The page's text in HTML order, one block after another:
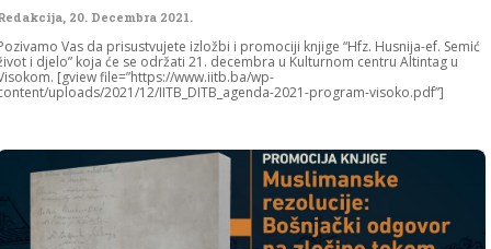
, 20. Decembra 2021.
Vas da prisustvujete izložbi i promociji knjige “Hfz. Husnija-ef. Semić
i djelo” koja će se održati 21. decembra u Kulturnom centru Altintag u
[gview file=”https://www.iitb.ba/wp-
uploads/2021/12/IITB_DITB_agenda-2021-program-visoko.pdf”]